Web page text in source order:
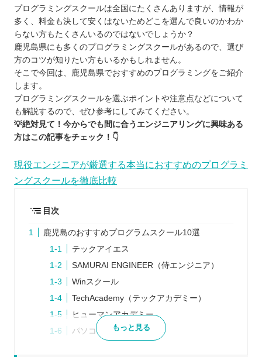
プログラミングスクールは全国にたくさんありますが、情報が
多く、料金も決して安くはないためどこを選んで良いのかわか
らない方もたくさんいるのではないでしょうか？
鹿児島県にも多くのプログラミングスクールがあるので、選び
方のコツが知りたい方もいるかもしれません。
そこで今回は、鹿児島県でおすすめのプログラミングをご紹介
します。
プログラミングスクールを選ぶポイントや注意点などについて
も解説するので、ぜひ参考にしてみてください。
💡絶対見て！今からでも間に合うエンジニアリングに興味ある
方はこの記事をチェック！👇
現役エンジニアが厳選する本当におすすめのプログラミ
ングスクールを徹底比較
目次
鹿児島のおすすめプログラムスクール10選
テックアイエス
SAMURAI ENGINEER（侍エンジニア）
Winスクール
TechAcademy（テックアカデミー）
ヒューマンアカデミー
パソコン教室アビバ
もっと見る